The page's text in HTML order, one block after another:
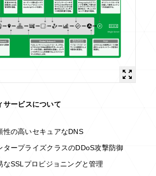
サービスについて
性の高いセキュアなDNS
タープライズクラスのDDoS攻撃防御
なSSLプロビジョニングと管理